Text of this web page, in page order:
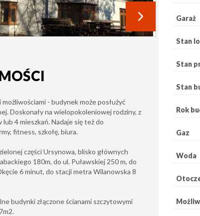
- budynek może posłużyć
Doskonały na wielopokoleniowej rodziny, z
4 mieszkań. Nadaje się też do
fitness, szkołę, biura.
części Ursynowa, blisko głównych
180m, do ul. Puławskiej 250 m, do
6 minut, do stacji metra Wilanowska 8
budynki złączone ścianami szczytowymi
Garaż
Stan
Stan
Stan
Rok
Gaz
Woda